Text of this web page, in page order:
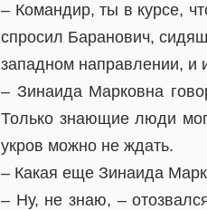
– Командир, ты в курсе,
спросил Баранович,
западном направлении, и
– Зинаида Марковна
Только знающие люди
укров можно не ждать.
– Какая еще Зинаида
– Ну, не знаю, –